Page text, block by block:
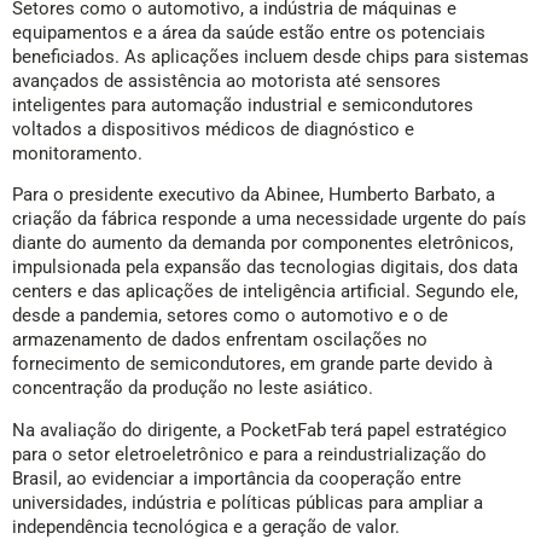
Setores como o automotivo, a indústria de máquinas e
equipamentos e a área da saúde estão entre os potenciais
beneficiados. As aplicações incluem desde chips para sistemas
avançados de assistência ao motorista até sensores
inteligentes para automação industrial e semicondutores
voltados a dispositivos médicos de diagnóstico e
monitoramento.
Para o presidente executivo da Abinee, Humberto Barbato, a
criação da fábrica responde a uma necessidade urgente do país
diante do aumento da demanda por componentes eletrônicos,
impulsionada pela expansão das tecnologias digitais, dos data
centers e das aplicações de inteligência artificial. Segundo ele,
desde a pandemia, setores como o automotivo e o de
armazenamento de dados enfrentam oscilações no
fornecimento de semicondutores, em grande parte devido à
concentração da produção no leste asiático.
Na avaliação do dirigente, a PocketFab terá papel estratégico
para o setor eletroeletrônico e para a reindustrialização do
Brasil, ao evidenciar a importância da cooperação entre
universidades, indústria e políticas públicas para ampliar a
independência tecnológica e a geração de valor.